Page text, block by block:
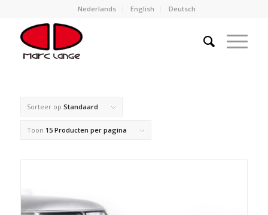
Nederlands English Deutsch
Sorteer op Standaard
Toon 15 Producten per pagina